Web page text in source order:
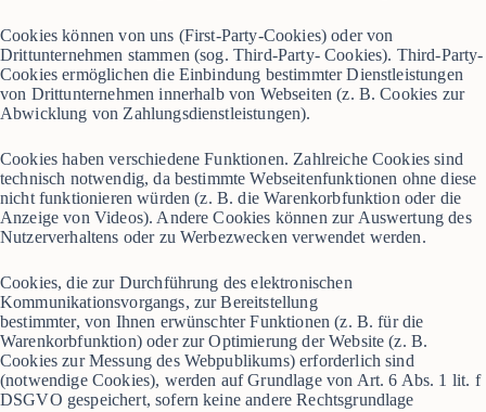
Cookies können von uns (First-Party-Cookies) oder von
Drittunternehmen stammen (sog. Third-Party- Cookies). Third-Party-
Cookies ermöglichen die Einbindung bestimmter Dienstleistungen
von Drittunternehmen innerhalb von Webseiten (z. B. Cookies zur
Abwicklung von Zahlungsdienstleistungen).
Cookies haben verschiedene Funktionen. Zahlreiche Cookies sind
technisch notwendig, da bestimmte Webseitenfunktionen ohne diese
nicht funktionieren würden (z. B. die Warenkorbfunktion oder die
Anzeige von Videos). Andere Cookies können zur Auswertung des
Nutzerverhaltens oder zu Werbezwecken verwendet werden.
Cookies, die zur Durchführung des elektronischen
Kommunikationsvorgangs, zur Bereitstellung
bestimmter, von Ihnen erwünschter Funktionen (z. B. für die
Warenkorbfunktion) oder zur Optimierung der Website (z. B.
Cookies zur Messung des Webpublikums) erforderlich sind
(notwendige Cookies), werden auf Grundlage von Art. 6 Abs. 1 lit. f
DSGVO gespeichert, sofern keine andere Rechtsgrundlage